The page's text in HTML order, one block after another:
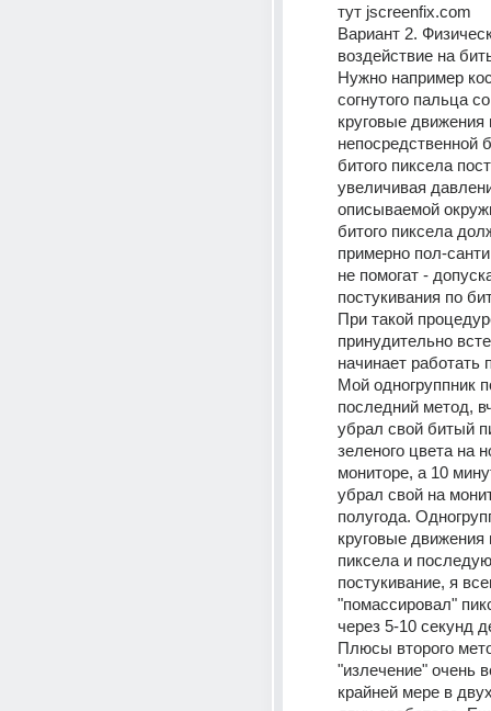
тут jscreenfix.com
Вариант 2.
воздействие на
Нужно например
согнутого пальца
круговые движения
непосредственной
битого пиксела
увеличивая
описываемой
битого пиксела
примерно пол-
не помогат -
постукивания по
При такой
принудительно
начинает работать
Мой одногруппник
последний метод,
убрал свой битый
зеленого цвета на
мониторе, а 10
убрал свой на
полугода.
круговые движения
пиксела и
постукивание, я
"помассировал"
через 5-10 секунд
Плюсы второго
"излечение" очень
крайней мере в